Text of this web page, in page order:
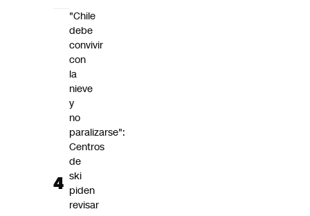
"Chile
debe
convivir
con
la
nieve
y
no
paralizarse":
Centros
de
ski
piden
revisar